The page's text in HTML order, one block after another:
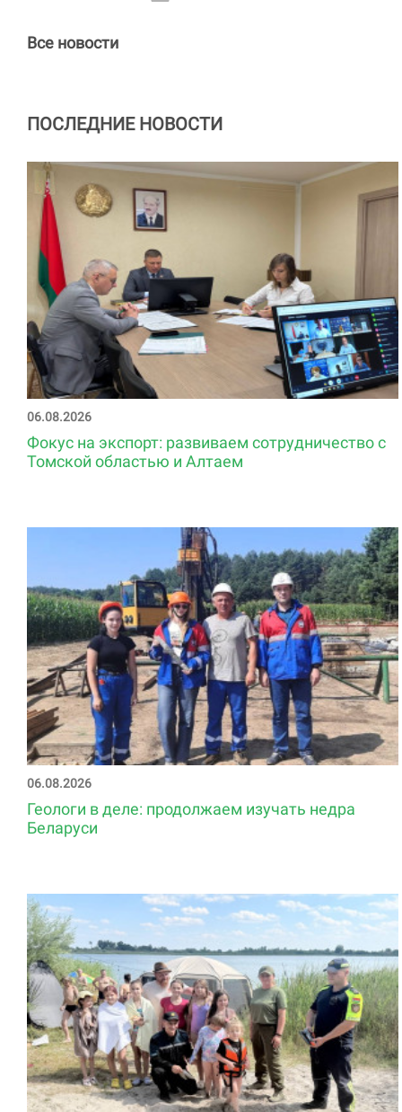
Все новости
ПОСЛЕДНИЕ НОВОСТИ
06.08.2026
Фокус на экспорт: развиваем сотрудничество с
Томской областью и Алтаем
06.08.2026
Геологи в деле: продолжаем изучать недра
Беларуси